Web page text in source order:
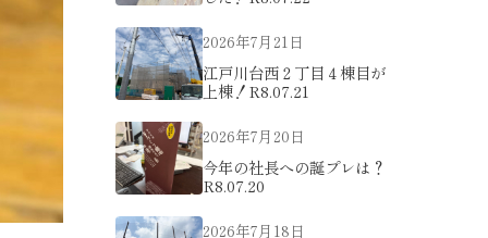
2026年7月21日
江戸川台西２丁目４棟目が
上棟！R8.07.21
2026年7月20日
今年の社長への誕プレは？
R8.07.20
2026年7月18日